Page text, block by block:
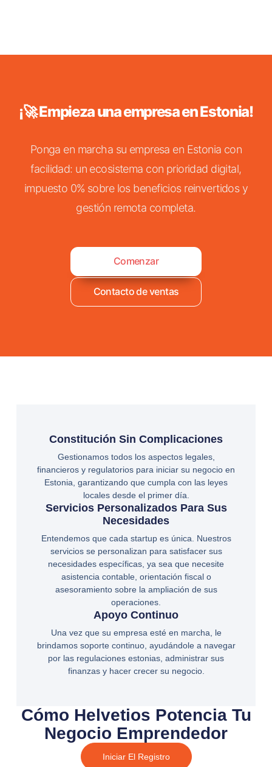
¡🚀 Empieza una empresa en Estonia!
Ponga en marcha su empresa en Estonia con
facilidad: un ecosistema con prioridad digital,
impuesto 0% sobre los beneficios reinvertidos y
gestión remota completa.
Comenzar
Contacto de ventas
Cómo Helvetios Potencia Tu
Negocio Emprendedor
Iniciar El Registro
Constitución Sin Complicaciones
Gestionamos todos los aspectos legales,
financieros y regulatorios para iniciar su negocio en
Estonia, garantizando que cumpla con las leyes
locales desde el primer día.
Servicios Personalizados Para Sus
Necesidades
Entendemos que cada startup es única. Nuestros
servicios se personalizan para satisfacer sus
necesidades específicas, ya sea que necesite
asistencia contable, orientación fiscal o
asesoramiento sobre la ampliación de sus
operaciones.
Apoyo Continuo
Una vez que su empresa esté en marcha, le
brindamos soporte continuo, ayudándole a navegar
por las regulaciones estonias, administrar sus
finanzas y hacer crecer su negocio.